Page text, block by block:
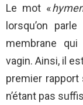
Le mot «
lorsqu’on
membrane qui
vagin. Ainsi, il
premier rapport
n’étant pas